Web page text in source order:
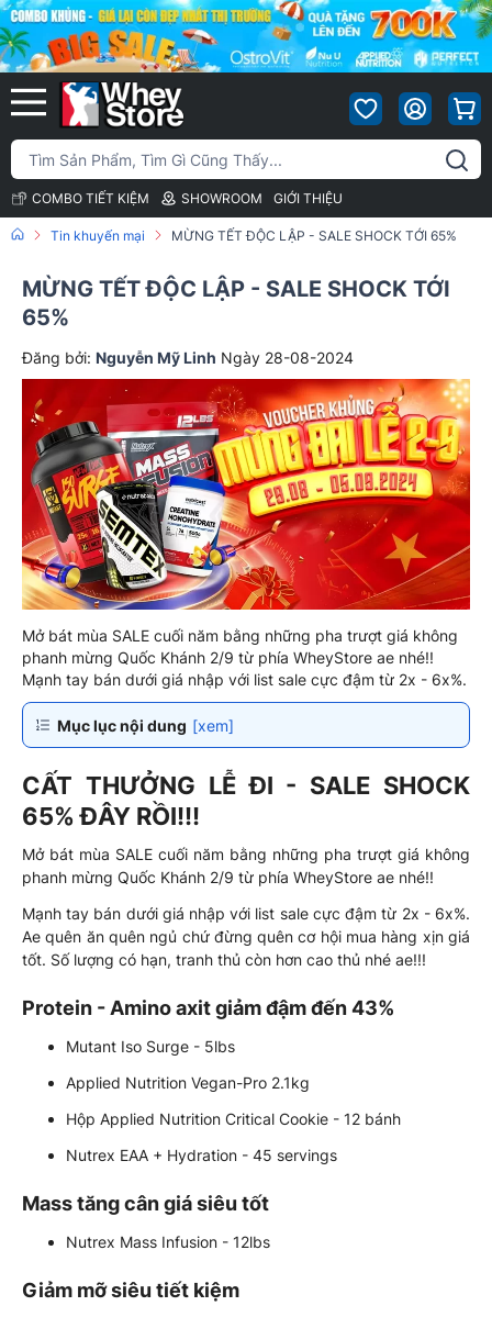
COMBO TIẾT KIỆM SHOWROOM GIỚI THIỆU
Tin khuyến mại MỪNG TẾT ĐỘC LẬP - SALE SHOCK TỚI 65%
MỪNG TẾT ĐỘC LẬP - SALE SHOCK TỚI
65%
Đăng bởi: Nguyễn Mỹ Linh Ngày 28-08-2024
Mở bát mùa SALE cuối năm bằng những pha trượt giá không
phanh mừng Quốc Khánh 2/9 từ phía WheyStore ae nhé!!
Mạnh tay bán dưới giá nhập với list sale cực đậm từ 2x - 6x%.
Mục lục nội dung [xem]
CẤT THƯỞNG LỄ ĐI - SALE SHOCK
65% ĐÂY RỒI!!!
Mở bát mùa SALE cuối năm bằng những pha trượt giá không
phanh mừng Quốc Khánh 2/9 từ phía WheyStore ae nhé!!
Mạnh tay bán dưới giá nhập với list sale cực đậm từ 2x - 6x%.
Ae quên ăn quên ngủ chứ đừng quên cơ hội mua hàng xịn giá
tốt. Số lượng có hạn, tranh thủ còn hơn cao thủ nhé ae!!!
Protein - Amino axit giảm đậm đến 43%
Mutant Iso Surge - 5lbs
Applied Nutrition Vegan-Pro 2.1kg
Hộp Applied Nutrition Critical Cookie - 12 bánh
Nutrex EAA + Hydration - 45 servings
Mass tăng cân giá siêu tốt
Nutrex Mass Infusion - 12lbs
Giảm mỡ siêu tiết kiệm